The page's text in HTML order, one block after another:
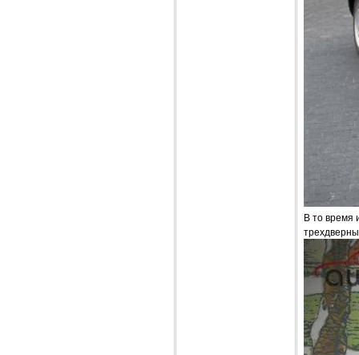
В то время